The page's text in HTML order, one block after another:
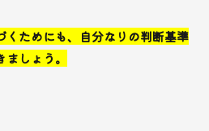
くためにも、自分なりの判断基準
しょう。